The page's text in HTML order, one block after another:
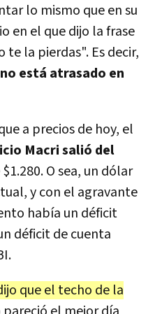
lo mismo que en su
en el que dijo la frase
la pierdas". Es decir,
no está atrasado en
a precios de hoy, el
Macri salió del
O sea, un dólar
y con el agravante
había un déficit
déficit de cuenta
que el techo de la